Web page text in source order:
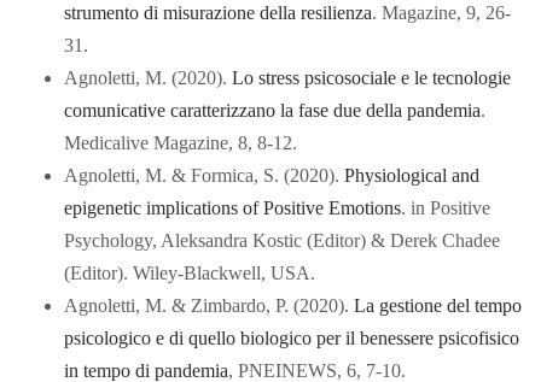
strumento di misurazione della resilienza. Magazine, 9, 26-
31.
Agnoletti, M. (2020).Lo stress psicosociale e le tecnologie
comunicative caratterizzano la fase due della pandemia.
Medicalive Magazine, 8, 8-12.
Agnoletti, M. & Formica, S. (2020).Physiological and
epigenetic implications of Positive Emotions. in Positive
Psychology, Aleksandra Kostic (Editor) & Derek Chadee
(Editor). Wiley-Blackwell, USA.
Agnoletti, M. & Zimbardo, P. (2020).La gestione del tempo
psicologico e di quello biologico per il benessere psicofisico
in tempo di pandemia, PNEINEWS, 6, 7-10.